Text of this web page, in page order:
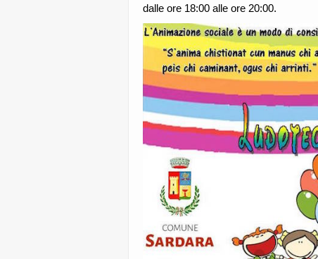
dalle ore 18:00 alle ore 20:00.